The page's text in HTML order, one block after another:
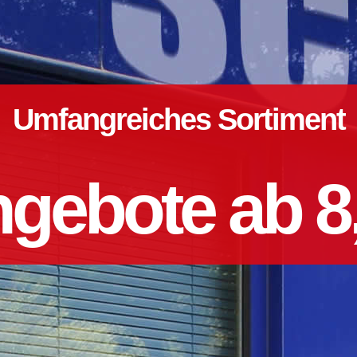
Umfangreiches Sortiment
ab